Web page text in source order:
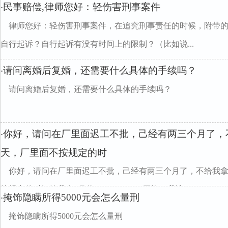
· 民事赔偿,律师您好：轻伤害刑事案件
律师您好：轻伤害刑事案件，在追究刑事责任的时候，附带
自行起诉？自行起诉有没有时间上的限制？（比如说...
·请问离婚后复婚，还需要什么具体的手续吗？
请问离婚后复婚，还需要什么具体的手续吗？
·你好，请问在厂里面迟工不批，己经有两三个月了
天，厂里面不按规定的时
你好，请问在厂里面迟工不批，己经有两三个月了，不给我
按规定的时间给我发1月份"38608241l"""工资，我该...
·掩饰隐瞒所得5000元会怎么量刑
掩饰隐瞒所得5000元会怎么量刑